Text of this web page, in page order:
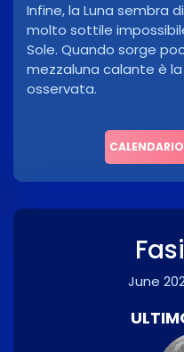
Infine, la Luna sembra
molto sottile
Sole. Quando sorge
mezzaluna calante è
osservata.
June